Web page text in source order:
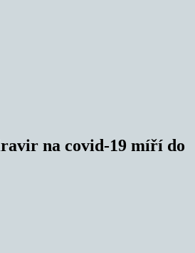
na covid-19 míří do